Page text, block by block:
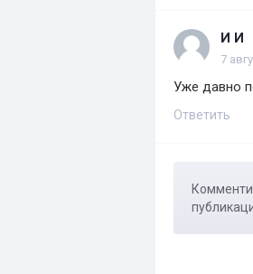
И И
7
Уже давно
Ответить